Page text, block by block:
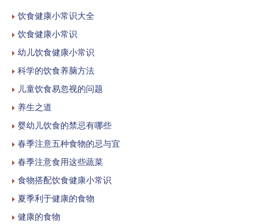
饮食健康小常识大全
饮食健康小常识
幼儿饮食健康小常识
科学的饮食养脑方法
儿童饮食易忽视的问题
养生之道
婴幼儿饮食的禁忌有哪些
春季注意五种食物的忌与宜
春季注意食用这些蔬菜
食物搭配饮食健康小常识
夏季利于健康的食物
健康的食物